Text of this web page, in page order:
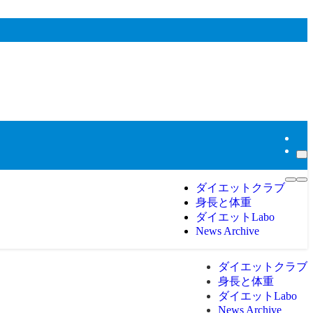
ダイエットクラブ
身長と体重
ダイエットLabo
News Archive
ダイエットクラブ
身長と体重
ダイエットLabo
News Archive